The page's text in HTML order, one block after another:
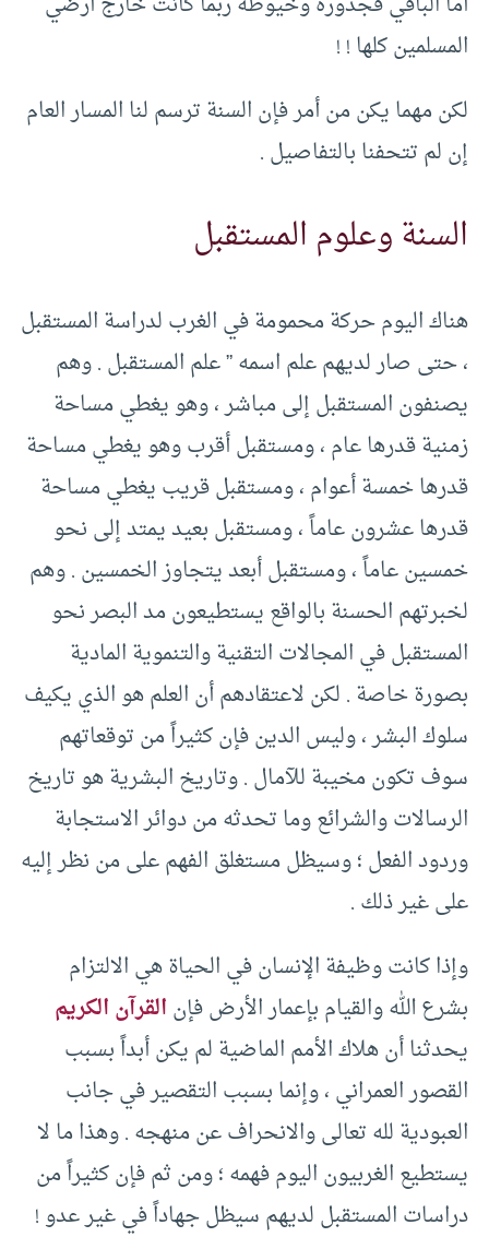
المسلمين كلها ! !
لكن مهما يكن من أمر فإن السنة ترسم لنا المسار العام
إن لم تتحفنا بالتفاصيل .
السنة وعلوم المستقبل
هناك اليوم حركة محمومة في الغرب لدراسة المستقبل
، حتى صار لديهم علم اسمه ” علم المستقبل . وهم
يصنفون المستقبل إلى مباشر ، وهو يغطي مساحة
زمنية قدرها عام ، ومستقبل أقرب وهو يغطي مساحة
قدرها خمسة أعوام ، ومستقبل قريب يغطي مساحة
قدرها عشرون عاماً ، ومستقبل بعيد يمتد إلى نحو
خمسين عاماً ، ومستقبل أبعد يتجاوز الخمسين . وهم
لخبرتهم الحسنة بالواقع يستطيعون مد البصر نحو
المستقبل في المجالات التقنية والتنموية المادية
بصورة خاصة . لكن لاعتقادهم أن العلم هو الذي يكيف
سلوك البشر ، وليس الدين فإن كثيراً من توقعاتهم
سوف تكون مخيبة للآمال . وتاريخ البشرية هو تاريخ
الرسالات والشرائع وما تحدثه من دوائر الاستجابة
وردود الفعل ؛ وسيظل مستغلق الفهم على من نظر إليه
على غير ذلك .
وإذا كانت وظيفة الإنسان في الحياة هي الالتزام
بشرع الله والقيام بإعمار الأرض فإنالقرآن الكريم
يحدثنا أن هلاك الأمم الماضية لم يكن أبداً بسبب
القصور العمراني ، وإنما بسبب التقصير في جانب
العبودية لله تعالى والانحراف عن منهجه . وهذا ما لا
يستطيع الغربيون اليوم فهمه ؛ ومن ثم فإن كثيراً من
دراسات المستقبل لديهم سيظل جهاداً في غير عدو !